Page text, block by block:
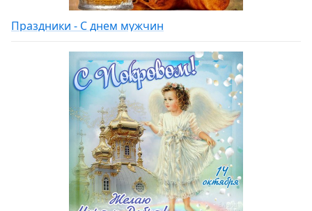
Праздники - С днем мужчин